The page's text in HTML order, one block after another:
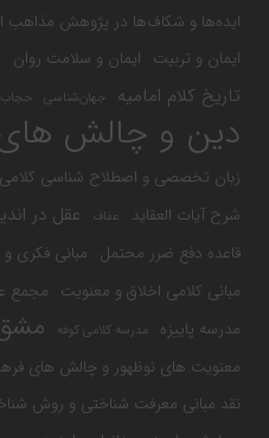
ایده‌ها و شکاف‌ها در پژوهش مذاهب
ایمان و تربیت ایمان و سلامت روان
تاریخ کلام امامیه جهان‌شناسی حجاب
دین و چالش
زبان تخصصی و اصطلاح شناسی کلامی
شرح آیات العقاید عفاف عقل در
قاعده دفع ضرر محتمل مبانی فکری
مبانی کلامی اخلاق و معنویت مجمع
مدرسه پاییزه مدرسه کلامی کوفه
معنویت های نوظهور و چالش های
نقد مبانی معرفت شناختی و روش